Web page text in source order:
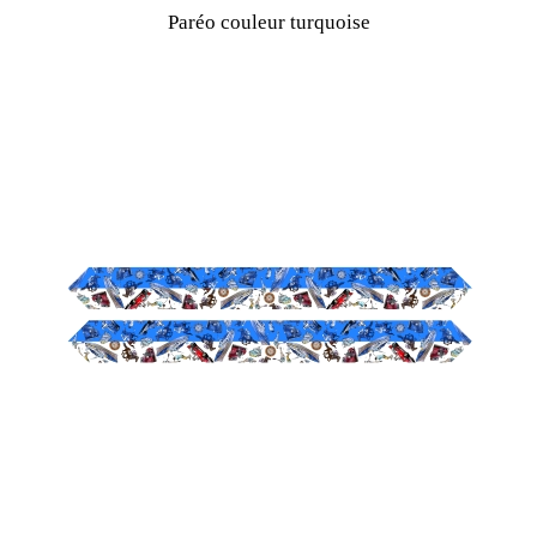
Paréo couleur turquoise